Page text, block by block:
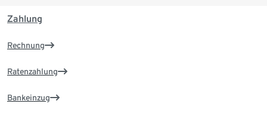
Zahlung
Rechnung
Ratenzahlung
Bankeinzug